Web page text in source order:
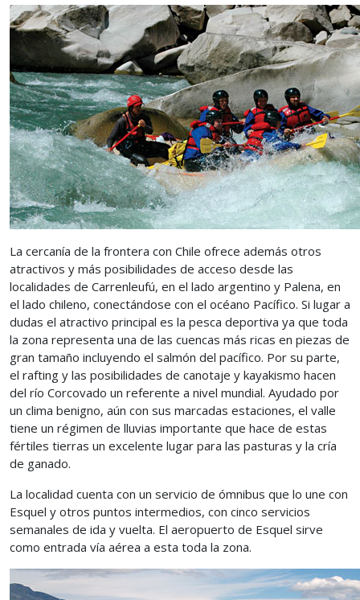
La cercanía de la frontera con Chile ofrece además otros
atractivos y más posibilidades de acceso desde las
localidades de Carrenleufú, en el lado argentino y Palena, en
el lado chileno, conectándose con el océano Pacífico. Si lugar a
dudas el atractivo principal es la pesca deportiva ya que toda
la zona representa una de las cuencas más ricas en piezas de
gran tamaño incluyendo el salmón del pacífico. Por su parte,
el rafting y las posibilidades de canotaje y kayakismo hacen
del río Corcovado un referente a nivel mundial. Ayudado por
un clima benigno, aún con sus marcadas estaciones, el valle
tiene un régimen de lluvias importante que hace de estas
fértiles tierras un excelente lugar para las pasturas y la cría
de ganado.
La localidad cuenta con un servicio de ómnibus que lo une con
Esquel y otros puntos intermedios, con cinco servicios
semanales de ida y vuelta. El aeropuerto de Esquel sirve
como entrada vía aérea a esta toda la zona.